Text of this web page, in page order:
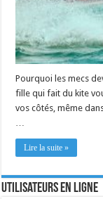
Pourquoi les mecs
fille qui fait du kite
vos côtés, même
Lire la suite »
Utilisateurs en ligne